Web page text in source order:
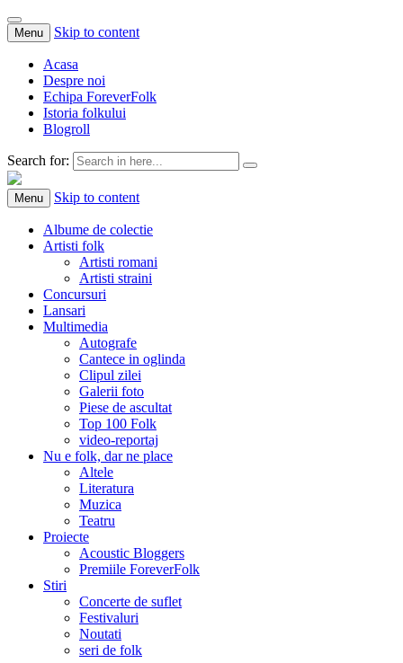
Menu Skip to content
Acasa
Despre noi
Echipa ForeverFolk
Istoria folkului
Blogroll
Search for:
ForeverFolk
Muzica sufletului tau
Menu Skip to content
Albume de colectie
Artisti folk
Artisti romani
Artisti straini
Concursuri
Lansari
Multimedia
Autografe
Cantece in oglinda
Clipul zilei
Galerii foto
Piese de ascultat
Top 100 Folk
video-reportaj
Nu e folk, dar ne place
Altele
Literatura
Muzica
Teatru
Proiecte
Acoustic Bloggers
Premiile ForeverFolk
Stiri
Concerte de suflet
Festivaluri
Noutati
seri de folk